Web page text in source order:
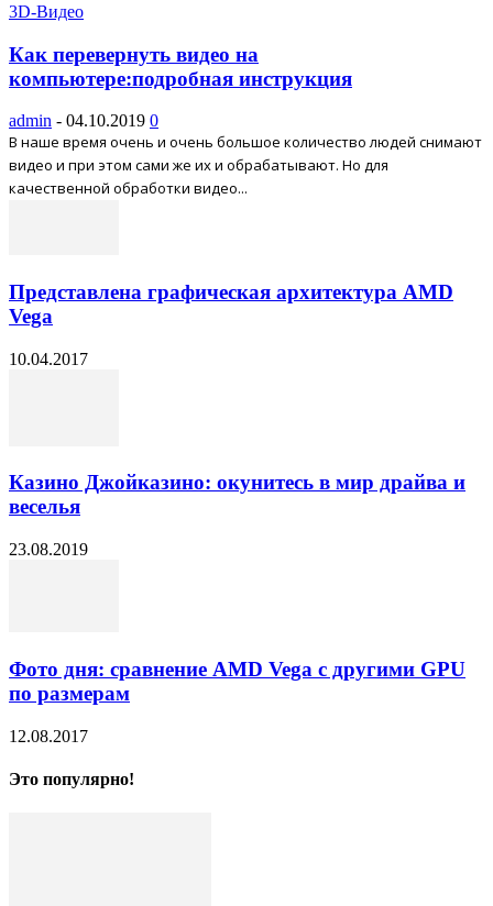
3D-Видео
Как перевернуть видео на
компьютере:подробная инструкция
admin - 04.10.2019 0
В наше время очень и очень большое количество людей снимают
видео и при этом сами же их и обрабатывают. Но для
качественной обработки видео...
Представлена графическая архитектура AMD
Vega
10.04.2017
Казино Джойказино: окунитесь в мир драйва и
веселья
23.08.2019
Фото дня: сравнение AMD Vega с другими GPU
по размерам
12.08.2017
Это популярно!